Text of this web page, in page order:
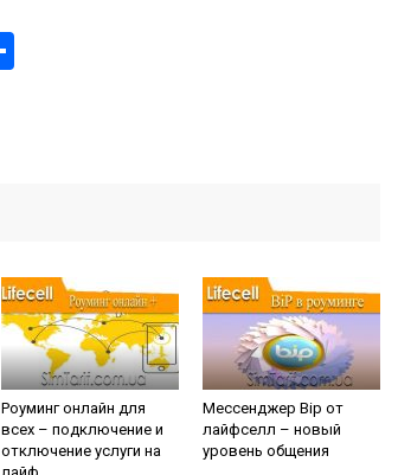
Роуминг онлайн для
всех – подключение и
отключение услуги на
Мессенджер Bip от
лайфселл – новый
уровень общения